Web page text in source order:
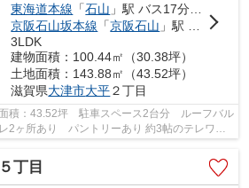
東海道本線 「石山 」駅 バス17分 「石山団地」 停歩2分
京阪石山坂本線 「京阪石山 」駅 バス17分 「石山団地」 停歩2分
3LDK
建物面積：100.44㎡（30.38坪）
土地面積：143.88㎡（43.52坪）
滋賀県大津市大平２丁目
積：43.52坪 駐車スペース2台分 ルーフバル
2ヶ所あり パントリーあり 約3帖のテレワー
ス豊富 温水洗浄便座...
丁目